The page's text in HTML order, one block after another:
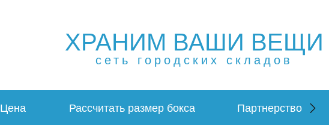
Хранение вещей в Москве и МО. Склад временного хранения. Складовка
Хранение вещей в Москве и МО. Склад временного хранения. Складовка
ХРАНИМ ВАШИ ВЕЩИ
сеть городских складов
Цена Рассчитать размер бокса Партнерство